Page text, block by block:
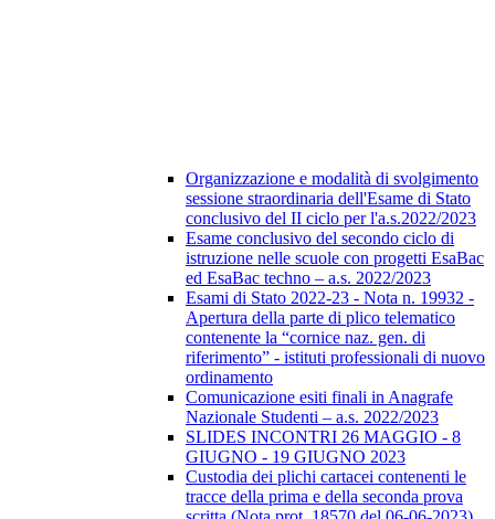
Organizzazione e modalità di svolgimento
sessione straordinaria dell'Esame di Stato
conclusivo del II ciclo per l'a.s.2022/2023
Esame conclusivo del secondo ciclo di
istruzione nelle scuole con progetti EsaBac
ed EsaBac techno – a.s. 2022/2023
Esami di Stato 2022-23 - Nota n. 19932 -
Apertura della parte di plico telematico
contenente la “cornice naz. gen. di
riferimento” - istituti professionali di nuovo
ordinamento
Comunicazione esiti finali in Anagrafe
Nazionale Studenti – a.s. 2022/2023
SLIDES INCONTRI 26 MAGGIO - 8
GIUGNO - 19 GIUGNO 2023
Custodia dei plichi cartacei contenenti le
tracce della prima e della seconda prova